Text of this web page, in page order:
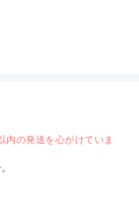
内の発送を心がけていま